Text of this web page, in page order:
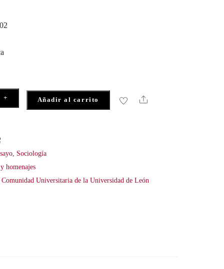
+ Añadir al carrito Share
Sociología
homenajes
Universitaria de la Universidad de León